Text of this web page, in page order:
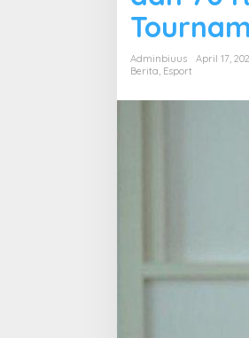
70
Adminbiuus
April 17,
Berita, Esport